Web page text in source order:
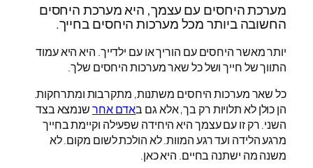
מערכת היחסים עם עצמך, היא מערכת היחסים
החשובה ביותר מכל מערכות היחסים בחייך.
יותר מאשר היחסים עם הוריך או עם ילדייך. היא היא עמוד
התווך של חייך ושל כל שאר מערכות היחסים שלך.
כל שאר מערכות היחסים משתנות, מתקרבות ומתרחקות.
הן כולן לא תלויות רק בך, אלא גם באדם אחרשנמצא בצד
השני. רק זו עם עצמך היא היחידה שפעילה וקיימת בחייך
מרגע הלידה ועד רגע המוות. לא הולכת לשום מקום. לא
משנה מה ישתנה בחיים. היא כאן.